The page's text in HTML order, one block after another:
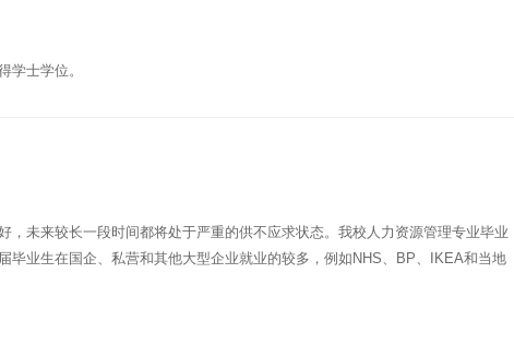
学士学位。
，未来较长一段时间都将处于严重的供不应求状态。我校人力资源管理专业毕业
毕业生在国企、私营和其他大型企业就业的较多，例如NHS、BP、IKEA和当地